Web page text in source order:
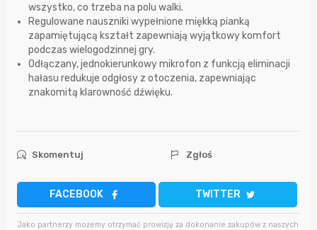
wszystko, co trzeba na polu walki.
Regulowane nauszniki wypełnione miękką pianką
zapamiętującą kształt zapewniają wyjątkowy komfort
podczas wielogodzinnej gry.
Odłączany, jednokierunkowy mikrofon z funkcją eliminacji
hałasu redukuje odgłosy z otoczenia, zapewniając
znakomitą klarowność dźwięku.
Skomentuj Zgłoś
FACEBOOK TWITTER
Jako partnerzy możemy otrzymać prowizję za dokonanie zakupów z naszych